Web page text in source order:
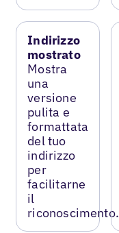
Indirizzo
mostrato
Mostra
una
versione
pulita e
formattata
del tuo
indirizzo
per
facilitarne
il
riconoscimento.